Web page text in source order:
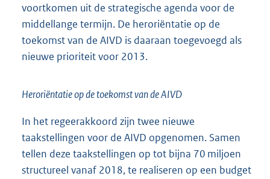
voortkomen uit de strategische agenda voor de
middellange termijn. De heroriëntatie op de
toekomst van de AIVD is daaraan toegevoegd als
nieuwe prioriteit voor 2013.
Heroriëntatie op de toekomst van de AIVD
In het regeerakkoord zijn twee nieuwe
taakstellingen voor de AIVD opgenomen. Samen
tellen deze taakstellingen op tot bijna 70 miljoen
structureel vanaf 2018, te realiseren op een budget